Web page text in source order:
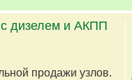
дизелем и АКПП
продажи узлов.